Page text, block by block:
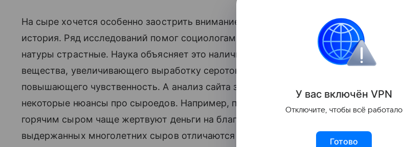
На сыре хочется особенно заострить внимание — это действительно пикантная
история. Ряд исследований помог социологам сделать вывод:
любители сыров
натуры страстные. Наука объясняет это наличием в продукте триптофана —
вещества, увеличивающего выработку серотонина («гормона счастья»),
повышающего чувственность. А анализ сайта знакомств позволил выяснить еще
некоторые нюансы про сыроедов. Например, поклонники тостов с расплавленным
горячим сыром чаще жертвуют деньги на благотворительность. Ценители
выдержанных многолетних сыров отличаются неординарностью.
У вас включён VPN
Отключите, чтобы всё работало
Готово